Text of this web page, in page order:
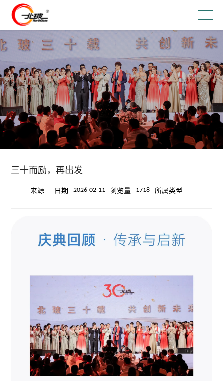
三十而励，再出发
来源 日期 2026-02-11 浏览量 1718 所属类型